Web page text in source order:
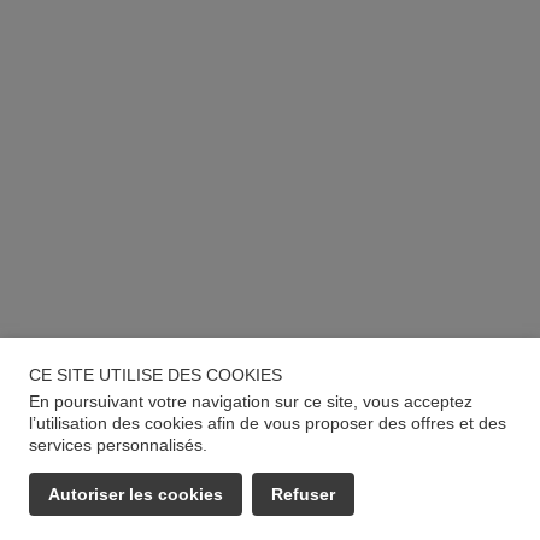
CE SITE UTILISE DES COOKIES
En poursuivant votre navigation sur ce site, vous acceptez
l’utilisation des cookies afin de vous proposer des offres et des
services personnalisés.
Autoriser les cookies Refuser